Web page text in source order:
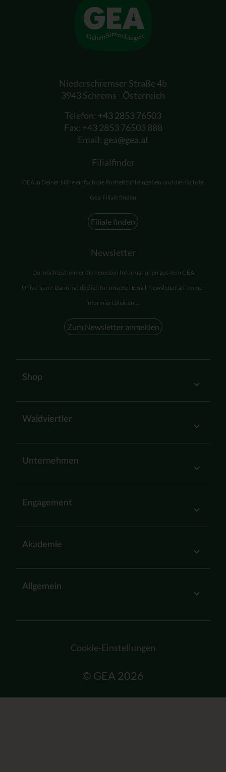
Niederschremser Straße 4b
3943 Schrems - Österreich
Telefon: +43 2853 76503
Fax: +43 2853 76503 888
Email: gea@gea.at
Filialfinder
GEA in Deiner Nähe einfach die Postleitzahl eingeben und die nächste
Gea-Filiale finden
Filiale finden
Newsletter
Du möchtest immer die neuesten Informationen aus dem GEA
Universum? Dann melde dich für unseren Email-Newsletter an. Immer
informiert bleiben ...
Zum Newsletter anmelden
Shop
Waldviertler
Unternehmen
Engagement
Akademie
Allgemein
© GEA 2026
Cookie-Einstellungen